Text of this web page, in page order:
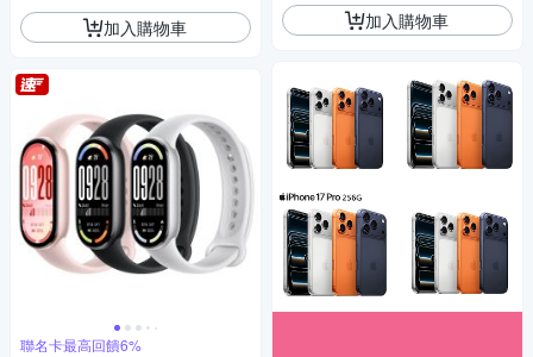
加入購物車
聯名卡最高回饋6%
加入購物車